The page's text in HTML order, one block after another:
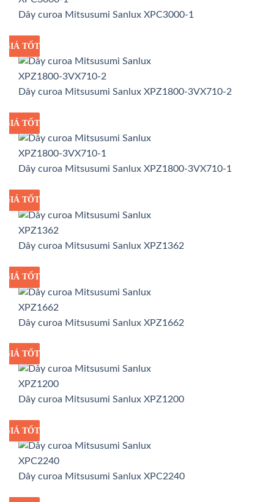
Dây curoa Mitsusumi Sanlux XPC3000-1
GIÁ SỈ
GIÁ TỐT
Dây curoa Mitsusumi Sanlux XPZ1800-3VX710-2
GIÁ SỈ
GIÁ TỐT
Dây curoa Mitsusumi Sanlux XPZ1800-3VX710-1
GIÁ SỈ
GIÁ TỐT
Dây curoa Mitsusumi Sanlux XPZ1362
GIÁ SỈ
GIÁ TỐT
Dây curoa Mitsusumi Sanlux XPZ1662
GIÁ SỈ
GIÁ TỐT
Dây curoa Mitsusumi Sanlux XPZ1200
GIÁ SỈ
GIÁ TỐT
Dây curoa Mitsusumi Sanlux XPC2240